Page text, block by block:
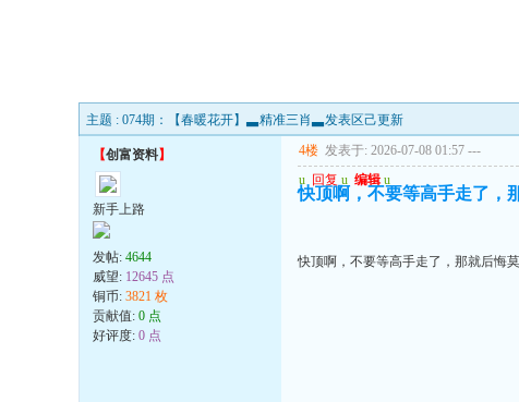
主题 : 074期：【春暖花开】▃精准三肖▃发表区己更新
【创富资料】
新手上路
发帖: 4644
威望: 12645 点
铜币: 3821 枚
贡献值: 0 点
好评度: 0 点
4楼 发表于: 2026-07-08 01:57 ---
u 回复 u 编辑 u
快顶啊，不要等高手走了，
快顶啊，不要等高手走了，那就后悔